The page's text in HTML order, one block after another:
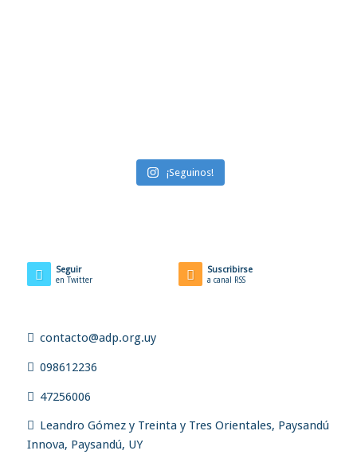
¡Seguinos!
Seguir
en Twitter
Suscribirse
a canal RSS
contacto@adp.org.uy
098612236
47256006
Leandro Gómez y Treinta y Tres Orientales, Paysandú
Innova, Paysandú, UY